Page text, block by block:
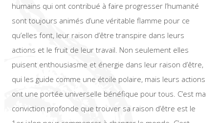
humains qui ont contribué à faire progresser l’humanité
sont toujours animés d’une véritable flamme pour ce
qu’elles font, leur raison d’être transpire dans leurs
actions et le fruit de leur travail. Non seulement elles
puisent enthousiasme et énergie dans leur raison d’être,
qui les guide comme une étoile polaire, mais leurs actions
ont une portée universelle bénéfique pour tous. C’est ma
conviction profonde que trouver sa raison d’être est le